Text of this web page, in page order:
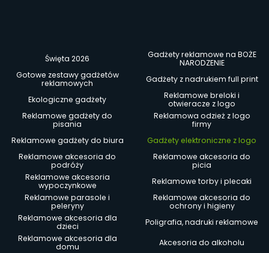
Święta 2026
Gadżety reklamowe na BOŻE
NARODZENIE
Gotowe zestawy gadżetów
reklamowych
Gadżety z nadrukiem full print
Ekologiczne gadżety
Reklamowe breloki i
otwieracze z logo
Reklamowe gadżety do
pisania
Reklamowa odzież z logo
firmy
Reklamowe gadżety do biura
Gadżety elektroniczne z logo
Reklamowe akcesoria do
podróży
Reklamowe akcesoria do
picia
Reklamowe akcesoria
wypoczynkowe
Reklamowe torby i plecaki
Reklamowe parasole i
peleryny
Reklamowe akcesoria do
ochrony i higieny
Reklamowe akcesoria dla
dzieci
Poligrafia, nadruki reklamowe
Reklamowe akcesoria dla
domu
Akcesoria do alkoholu